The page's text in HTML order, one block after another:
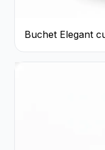
Buchet Elegant
Hortensie și